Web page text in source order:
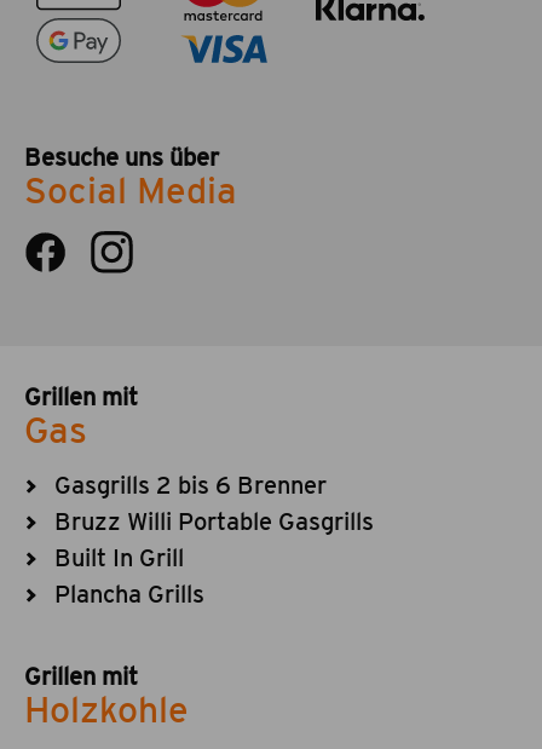
Besuche uns über
Social Media
Grillen mit
Gas
Gasgrills 2 bis 6 Brenner
Bruzz Willi Portable Gasgrills
Built In Grill
Plancha Grills
Grillen mit
Holzkohle